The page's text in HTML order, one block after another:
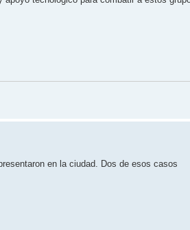
en la ciudad. Dos de esos casos